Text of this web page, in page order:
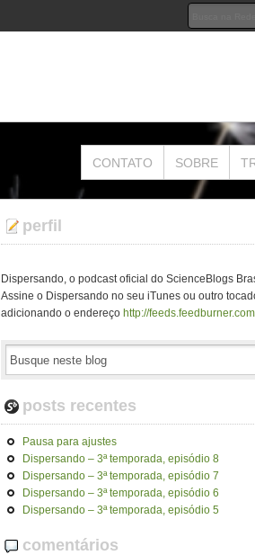
CONTATO SOBRE
perfil
Dispersando, o podcast oficial do ScienceBlogs
Assine o Dispersando no seu iTunes ou outro
adicionando o endereço http://
posts recentes
Pausa para ajustes
Dispersando – 3ª temporada, episódio 8
Dispersando – 3ª temporada, episódio 7
Dispersando – 3ª temporada, episódio 6
Dispersando – 3ª temporada, episódio 5
comentários